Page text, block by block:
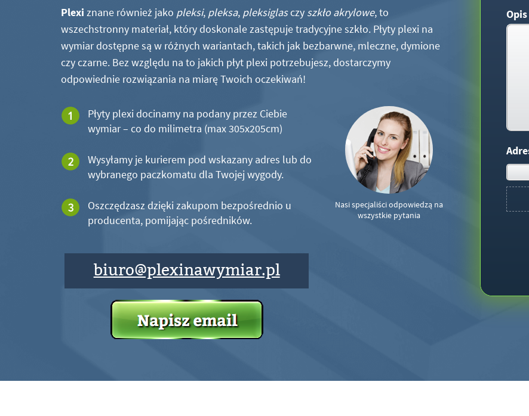
Plexi znane również jako pleksi, pleksa, pleksiglasczy szkło akrylowe, to
wszechstronny materiał, który doskonale zastępuje tradycyjne szkło. Płyty plexi na
wymiar dostępne są w różnych wariantach, takich jak bezbarwne, mleczne, dymione
czy czarne. Bez względu na to jakich płyt plexi potrzebujesz, dostarczymy
odpowiednie rozwiązania na miarę Twoich oczekiwań!
Płyty plexi docinamy na podany przez Ciebie
wymiar – co do milimetra (max 305x205cm)
Wysyłamy je kurierem pod wskazany adres lub do
wybranego paczkomatu dla Twojej wygody.
Oszczędzasz dzięki zakupom bezpośrednio u
producenta, pomijając pośredników.
biuro@plexinawymiar.pl
Nasi specjaliści odpowiedzą na
wszystkie pytania